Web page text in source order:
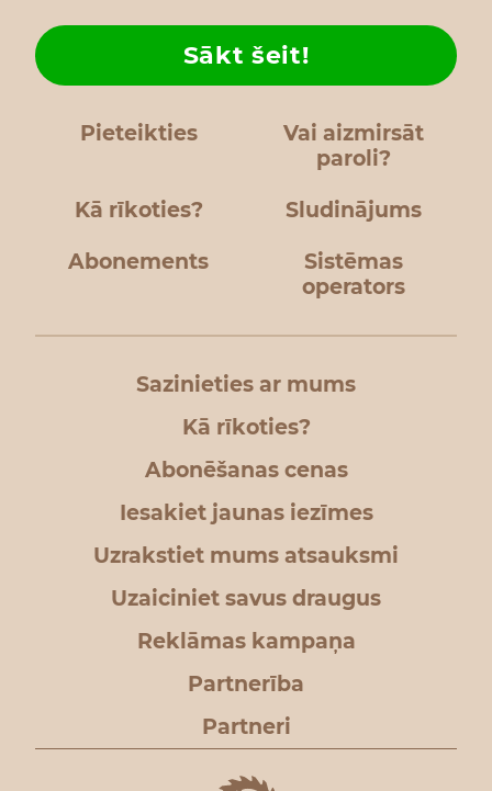
Pieteikties
Vai aizmirsāt
paroli?
Kā rīkoties?
Sākt šeit!
Sludinājums
Abonements
Sistēmas
operators
Sazinieties ar mums
Kā rīkoties?
Abonēšanas cenas
Iesakiet jaunas iezīmes
Uzrakstiet mums atsauksmi
Uzaiciniet savus draugus
Reklāmas kampaņa
Partnerība
Partneri